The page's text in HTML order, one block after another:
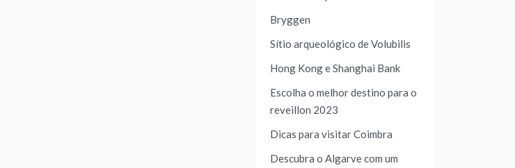
Bryggen
Sítio arqueológico de Volubilis
Hong Kong e Shanghai Bank
Escolha o melhor destino para o
reveillon 2023
Dicas para visitar Coimbra
Descubra o Algarve com um